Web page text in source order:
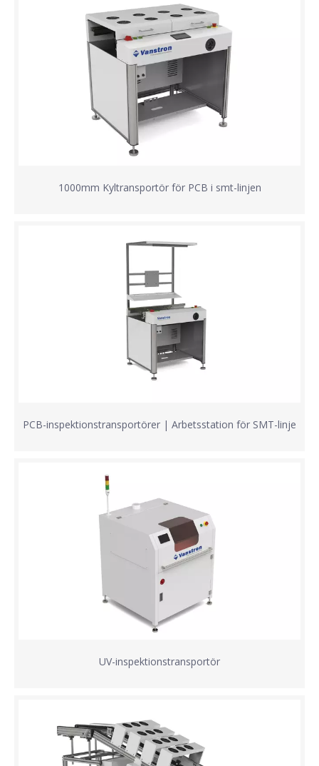
1000mm Kyltransportör för PCB i smt-linjen
PCB-inspektionstransportörer | Arbetsstation för SMT-linje
UV-inspektionstransportör